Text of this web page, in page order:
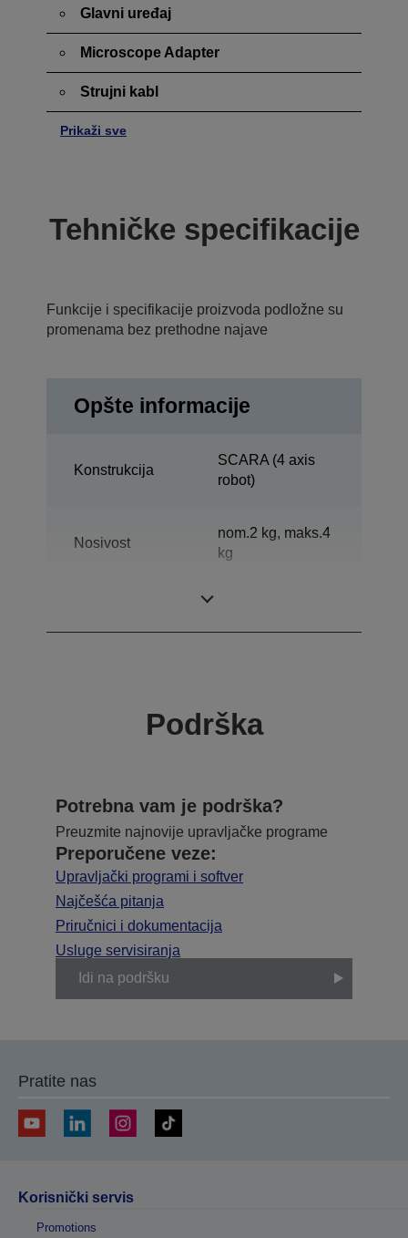
Glavni uređaj
Microscope Adapter
Strujni kabl
Prikaži sve
Tehničke specifikacije
Funkcije i specifikacije proizvoda podložne su
promenama bez prethodne najave
Opšte informacije
Konstrukcija
SCARA (4 axis
robot)
Nosivost
nom.2 kg, maks.4
kg
Podrška
Potrebna vam je podrška?
Preuzmite najnovije upravljačke programe
Preporučene veze:
Upravljački programi i softver
Najčešća pitanja
Priručnici i dokumentacija
Usluge servisiranja
Idi na podršku
Pratite nas
Korisnički servis
Promotions